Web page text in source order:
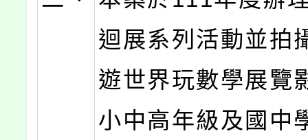
迴展系列活動並拍
遊世界玩數學展覽
小中高年級及國中